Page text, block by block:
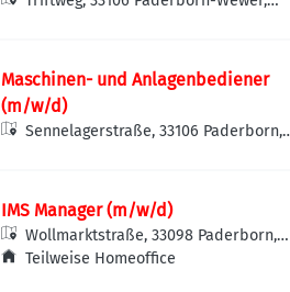
Maschinen- und Anlagenbediener
(m/w/d)
Sennelagerstraße, 33106 Paderborn,
IMS Manager (m/w/d)
Wollmarktstraße, 33098 Paderborn,
Deutschland
Teilweise Homeoffice